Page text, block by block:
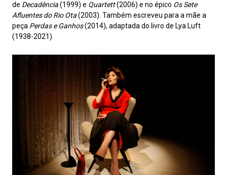
de Decadência(1999) e Quartett(2006) e no épico Os Sete
Afluentes do Rio Ota(2003). Também escreveu para a mãe a
peça Perdas e Ganhos(2014), adaptada do livro de Lya Luft
(1938-2021).